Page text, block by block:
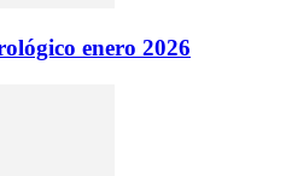
enero 2026